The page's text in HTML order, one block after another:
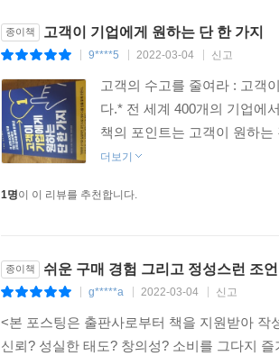
종이책 고객이 기업에게 원하는 단 한 가지
9****5 2022-03-04 신고
고객의 수고를 줄여라 : 고객
다.* 전 세계 400개의 기업에
책의 포인트는 고객이 원하
더보기
1명이 이 리뷰를 추천합니다.
종이책 쉬운 구매 경험 그리고 정성스런 조언
g*****a 2022-03-04 신고
<본 포스팅은 출판사로부터 책을 지원받아
신뢰? 성실한 태도? 창의성? 소비를 그다지